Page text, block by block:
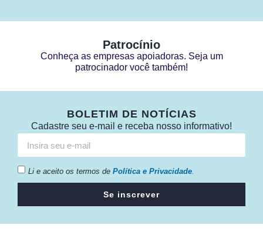
Patrocínio
Conheça as empresas apoiadoras. Seja um
patrocinador você também!
BOLETIM DE NOTÍCIAS
Cadastre seu e-mail e receba nosso informativo!
Li e aceito os termos de Política e Privacidade.
Se inscrever